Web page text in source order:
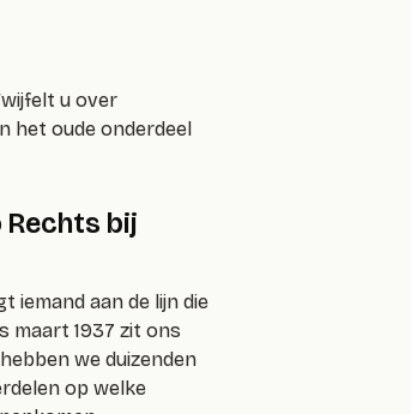
u over
het oude onderdeel
Rechts bij
iemand aan de lijn die
maart 1937 zit ons
we duizenden
op welke